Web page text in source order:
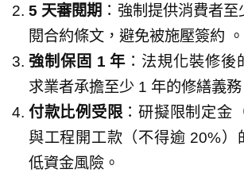
5 天審閱期 ：強制提供消費者
閱合約條文，避免被施壓簽約 。
強制保固 1 年 ：法規化裝修
求業者承擔至少 1 年的修繕義務
付款比例受限：研擬限制定金
與工程開工款（不得逾 20%）
低資金風險。